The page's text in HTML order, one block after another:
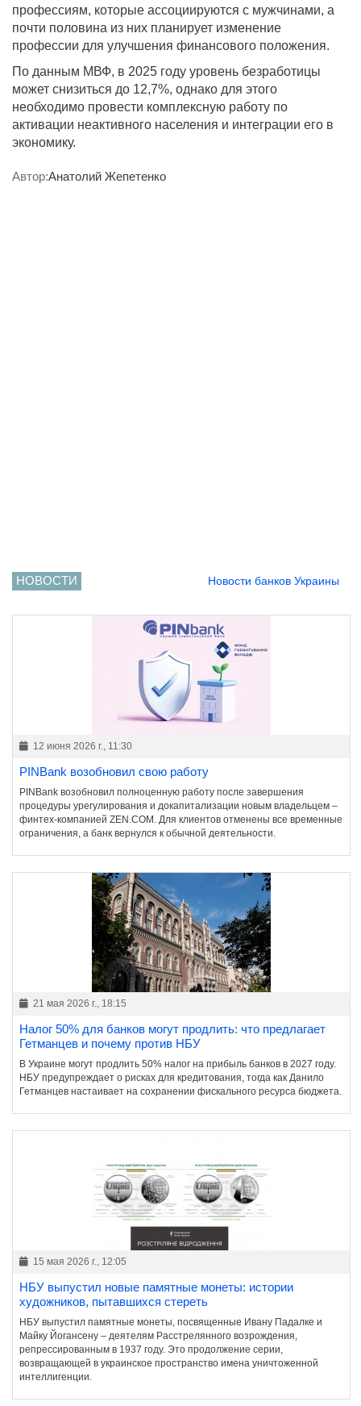
профессиям, которые ассоциируются с мужчинами, а
почти половина из них планирует изменение
профессии для улучшения финансового положения.
По данным МВФ, в 2025 году уровень безработицы
может снизиться до 12,7%, однако для этого
необходимо провести комплексную работу по
активации неактивного населения и интеграции его в
экономику.
Автор:Анатолий Жепетенко
НОВОСТИ Новости банков Украины
12 июня 2026 г., 11:30
PINBank возобновил свою работу
PINBank возобновил полноценную работу после завершения
процедуры урегулирования и докапитализации новым владельцем –
финтех-компанией ZEN.COM. Для клиентов отменены все временные
ограничения, а банк вернулся к обычной деятельности.
21 мая 2026 г., 18:15
Налог 50% для банков могут продлить: что предлагает
Гетманцев и почему против НБУ
В Украине могут продлить 50% налог на прибыль банков в 2027 году.
НБУ предупреждает о рисках для кредитования, тогда как Данило
Гетманцев настаивает на сохранении фискального ресурса бюджета.
15 мая 2026 г., 12:05
НБУ выпустил новые памятные монеты: истории
художников, пытавшихся стереть
НБУ выпустил памятные монеты, посвященные Ивану Падалке и
Майку Йогансену – деятелям Расстрелянного возрождения,
репрессированным в 1937 году. Это продолжение серии,
возвращающей в украинское пространство имена уничтоженной
интеллигенции.